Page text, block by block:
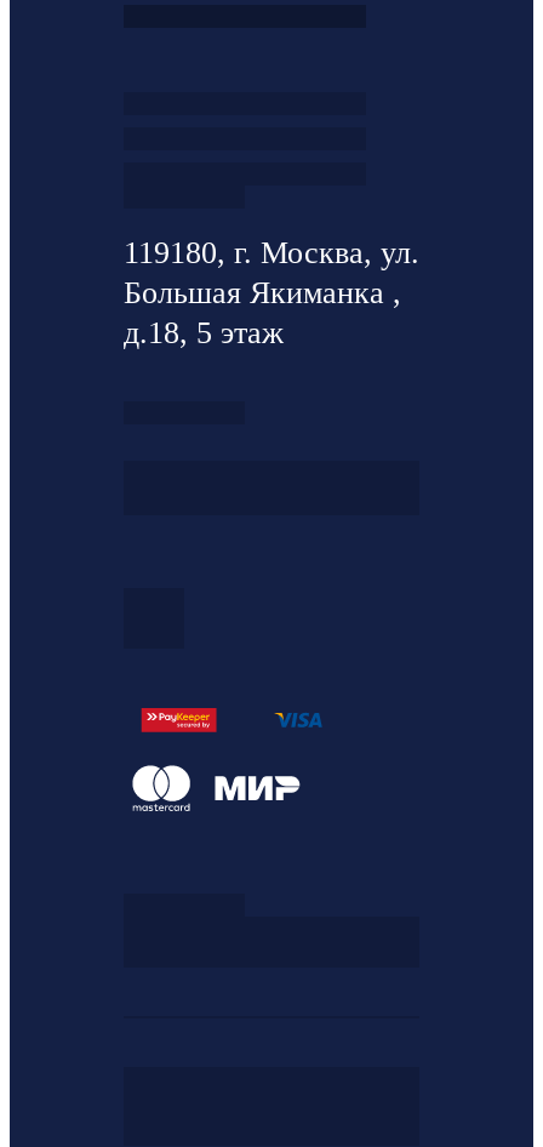
119180, г. Москва, ул.
Большая Якиманка ,
д.18, 5 этаж